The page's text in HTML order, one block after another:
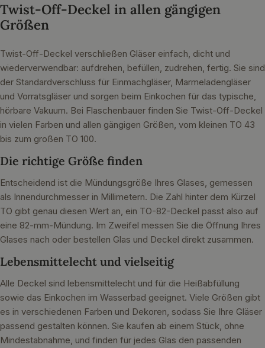
Twist-Off-Deckel in allen gängigen
Größen
Twist-Off-Deckel verschließen Gläser einfach, dicht und
wiederverwendbar: aufdrehen, befüllen, zudrehen, fertig. Sie sind
der Standardverschluss für Einmachgläser, Marmeladengläser
und Vorratsgläser und sorgen beim Einkochen für das typische,
hörbare Vakuum. Bei Flaschenbauer finden Sie Twist-Off-Deckel
in vielen Farben und allen gängigen Größen, vom kleinen TO 43
bis zum großen TO 100.
Die richtige Größe finden
Entscheidend ist die Mündungsgröße Ihres Glases, gemessen
als Innendurchmesser in Millimetern. Die Zahl hinter dem Kürzel
TO gibt genau diesen Wert an, ein TO-82-Deckel passt also auf
eine 82-mm-Mündung. Im Zweifel messen Sie die Öffnung Ihres
Glases nach oder bestellen Glas und Deckel direkt zusammen.
Lebensmittelecht und vielseitig
Alle Deckel sind lebensmittelecht und für die Heißabfüllung
sowie das Einkochen im Wasserbad geeignet. Viele Größen gibt
es in verschiedenen Farben und Dekoren, sodass Sie Ihre Gläser
passend gestalten können. Sie kaufen ab einem Stück, ohne
Mindestabnahme, und finden für jedes Glas den passenden